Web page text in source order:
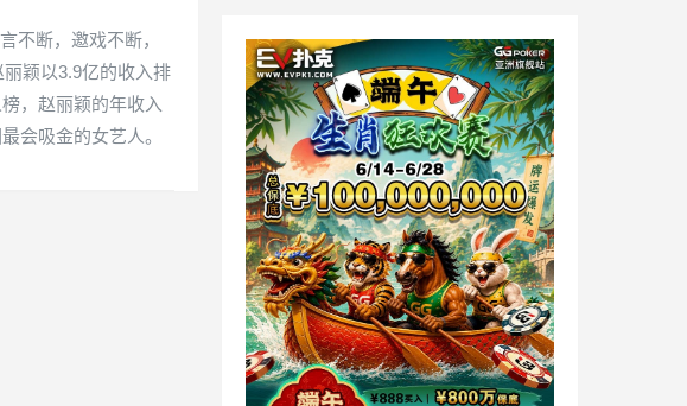
不断，邀戏不断，
颖以3.9亿的收入排
，赵丽颖的年收入
会吸金的女艺人。